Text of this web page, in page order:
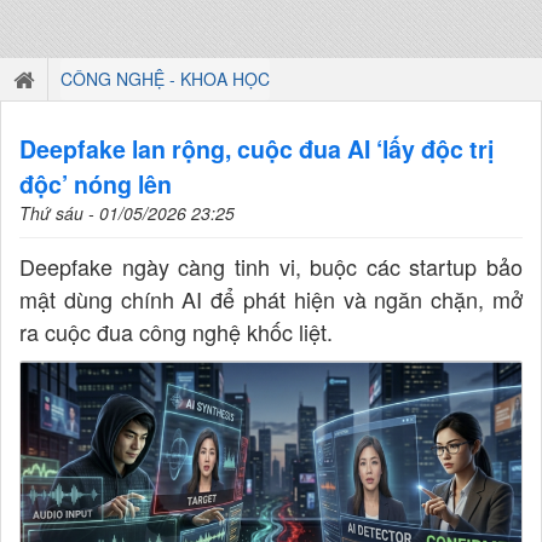
CÔNG NGHỆ - KHOA HỌC
Deepfake lan rộng, cuộc đua AI ‘lấy độc trị
độc’ nóng lên
Thứ sáu - 01/05/2026 23:25
Deepfake ngày càng tinh vi, buộc các startup bảo
mật dùng chính AI để phát hiện và ngăn chặn, mở
ra cuộc đua công nghệ khốc liệt.